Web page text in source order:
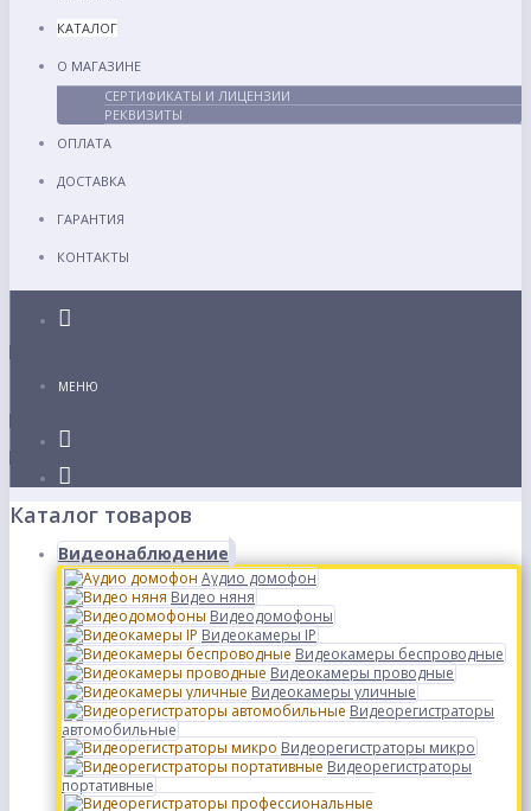
КАТАЛОГ
О МАГАЗИНЕ
СЕРТИФИКАТЫ И ЛИЦЕНЗИИ
РЕКВИЗИТЫ
ОПЛАТА
ДОСТАВКА
ГАРАНТИЯ
КОНТАКТЫ
МЕНЮ
Каталог товаров
Видеонаблюдение
Аудио домофон
Видео няня
Видеодомофоны
Видеокамеры IP
Видеокамеры беспроводные
Видеокамеры проводные
Видеокамеры уличные
Видеорегистраторы
автомобильные
Видеорегистраторы микро
Видеорегистраторы
портативные